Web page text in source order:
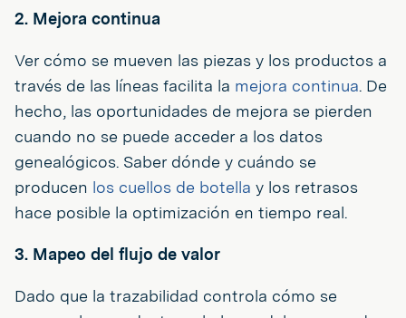
2. Mejora continua
Ver cómo se mueven las piezas y los productos a
través de las líneas facilita la mejora continua. De
hecho, las oportunidades de mejora se pierden
cuando no se puede acceder a los datos
genealógicos. Saber dónde y cuándo se
producen los cuellos de botella y los retrasos
hace posible la optimización en tiempo real.
3. Mapeo del flujo de valor
Dado que la trazabilidad controla cómo se